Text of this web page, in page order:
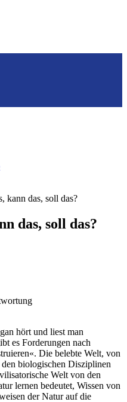
kann das, soll das?
das, soll das?
hört und liest man
es Forderungen nach
Die belebte Welt, von
biologischen Disziplinen
Welt von den
lernen bedeutet, Wissen von
der Natur auf die